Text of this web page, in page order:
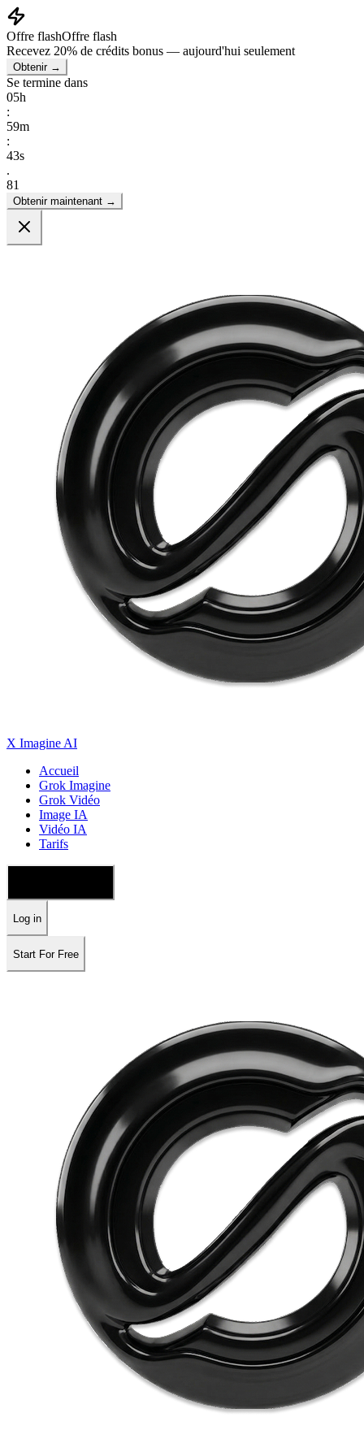
Offre flashOffre flash
Recevez 20% de crédits bonus — aujourd'hui seulement
Obtenir →
Se termine dans
05h
:
59m
:
42s
.
51
Obtenir maintenant →
X Imagine AI
Accueil
Grok Imagine
Grok Vidéo
Image IA
Vidéo IA
Tarifs
Log in
Start For Free